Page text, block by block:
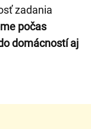
zadania
počas
domácností aj